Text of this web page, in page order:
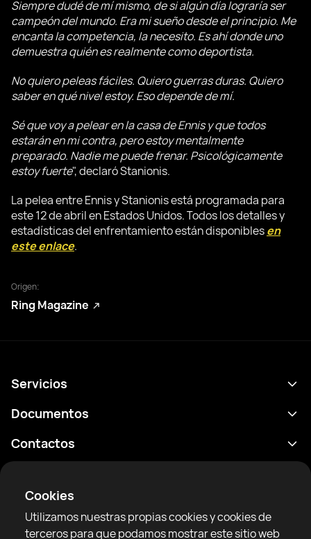
Cookies
Utilizamos nuestras propias cookies y cookies de
terceros para que podamos mostrar este sitio web
Siempre dudé de mí mismo, de si algún día lograría ser
campeón del mundo. Era mi sueño desde el principio. Me
encanta la competencia, la necesito. Es ahí donde uno
demuestra quién es realmente como deportista.
No quiero peleas fáciles. Quiero guerras duras. Quiero
saber en qué nivel estoy. Eso depende de mí.
Sé que voy a pelear en la casa de Ennis y que todos
estarán en mi contra, pero estoy mentalmente
preparado. Nadie me puede frenar. Psicológicamente
estoy fuerte", declaró Stanionis.
La pelea entre Ennis y Stanionis está programada para
este 12 de abril en Estados Unidos. Todos los detalles y
estadísticas del enfrentamiento están disponiblesen
este enlace.
Origen:
Ring Magazine
Servicios
Calendario
Clasificaciones
Noticias
Documentos
Política de privacidad
Condiciones de uso
Reglas de la comunidad
Contactos